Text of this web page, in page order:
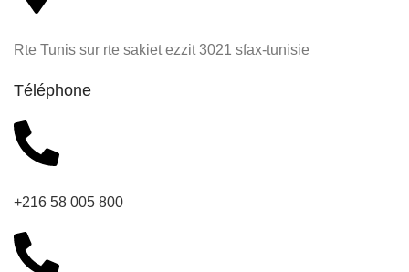
Rte Tunis sur rte sakiet ezzit 3021 sfax-tunisie
Téléphone
+216 58 005 800